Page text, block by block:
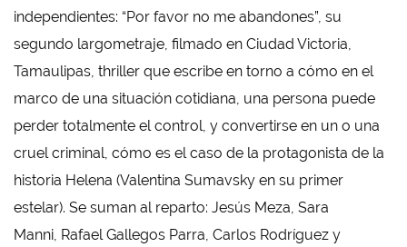
independientes: “Por favor no me abandones”, su
segundo largometraje, filmado en Ciudad Victoria,
Tamaulipas, thriller que escribe en torno a cómo en el
marco de una situación cotidiana, una persona puede
perder totalmente el control, y convertirse en un o una
cruel criminal, cómo es el caso de la protagonista de la
historia Helena (Valentina Sumavsky en su primer
estelar). Se suman al reparto: Jesús Meza, Sara
Manni, Rafael Gallegos Parra, Carlos Rodríguez y